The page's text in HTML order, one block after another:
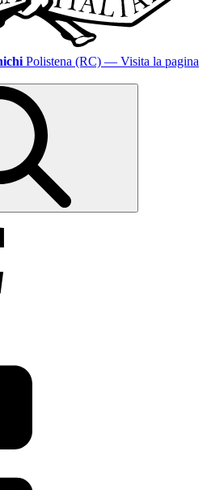
Polistena (RC) — Visita la pagina